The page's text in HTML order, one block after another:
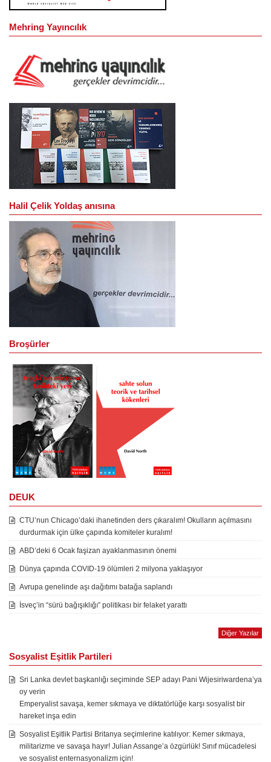
Mehring Yayıncılık
Halil Çelik Yoldaş anısına
Broşürler
DEUK
CTU’nun Chicago’daki ihanetinden ders çıkaralım! Okulların açılmasını
durdurmak için ülke çapında komiteler kuralım!
ABD’deki 6 Ocak faşizan ayaklanmasının önemi
Dünya çapında COVID-19 ölümleri 2 milyona yaklaşıyor
Avrupa genelinde aşı dağıtımı batağa saplandı
İsveç’in “sürü bağışıklığı” politikası bir felaket yarattı
Diğer Yazılar
Sosyalist Eşitlik Partileri
Sri Lanka devlet başkanlığı seçiminde SEP adayı Pani Wijesiriwardena’ya
oy verin
Emperyalist savaşa, kemer sıkmaya ve diktatörlüğe karşı sosyalist bir
hareket inşa edin
Sosyalist Eşitlik Partisi Britanya seçimlerine katılıyor: Kemer sıkmaya,
militarizme ve savaşa hayır! Julian Assange’a özgürlük! Sınıf mücadelesi
ve sosyalist enternasyonalizm için!